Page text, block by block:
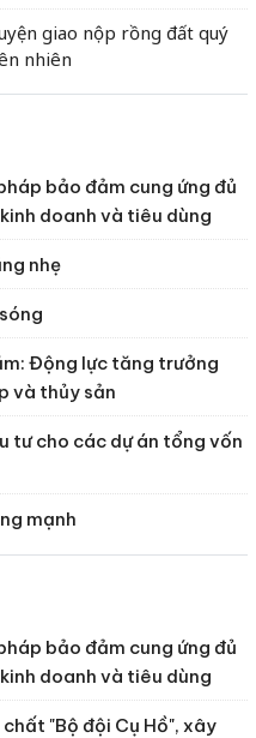
giao nộp rồng đất quý
nhiên
bảo đảm cung ứng đủ
doanh và tiêu dùng
nhẹ
Động lực tăng trưởng
và thủy sản
tư cho các dự án tổng vốn
mạnh
bảo đảm cung ứng đủ
doanh và tiêu dùng
"Bộ đội Cụ Hồ", xây